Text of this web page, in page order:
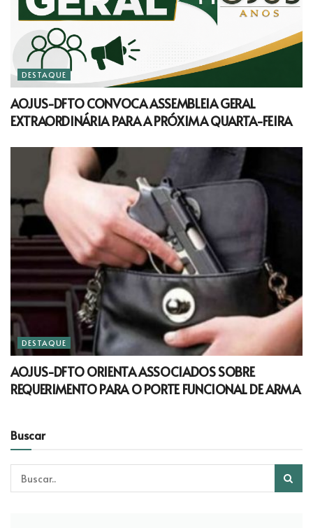
DESTAQUE
AOJUS-DFTO CONVOCA ASSEMBLEIA GERAL
EXTRAORDINÁRIA PARA A PRÓXIMA QUARTA-FEIRA
DESTAQUE
AOJUS-DFTO ORIENTA ASSOCIADOS SOBRE
REQUERIMENTO PARA O PORTE FUNCIONAL DE ARMA
Buscar